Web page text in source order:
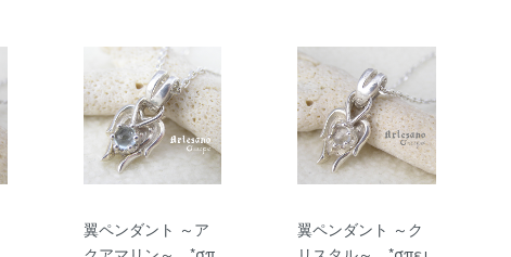
翼ペンダント ～ア
翼ペンダント ～ク